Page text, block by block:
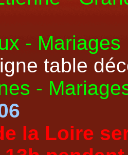
- Mariages
table
-
la Loire